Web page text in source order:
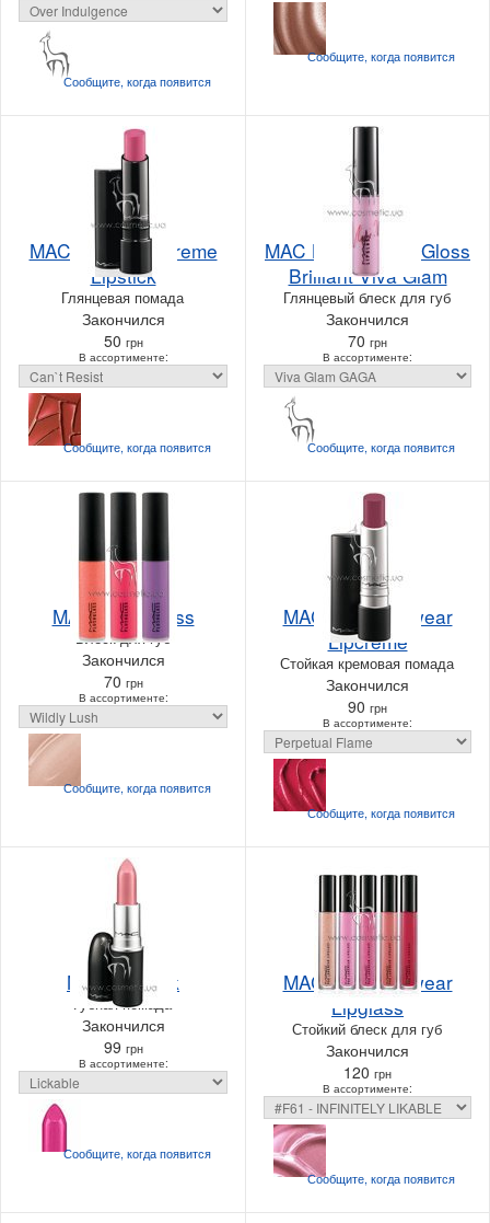
Сообщите, когдапоявится
Сообщите, когдапоявится
MAC Sheen Supreme
Lipstick
Глянцевая помада
Закончился
50 грн
В ассортименте:
Сообщите, когдапоявится
MAC Lipglass Lip Gloss
Brilliant Viva Glam
Глянцевый блеск для губ
Закончился
70 грн
В ассортименте:
Сообщите, когдапоявится
MAC Plushglass
Блеск для губ
Закончился
70 грн
В ассортименте:
Сообщите, когдапоявится
MAC Pro Longwear
Lipcreme
Стойкая кремовая помада
Закончился
90 грн
В ассортименте:
Сообщите, когдапоявится
MAC Lipstick
Губная помада
Закончился
99 грн
В ассортименте:
Сообщите, когдапоявится
MAC Pro Longwear
Lipglass
Стойкий блеск для губ
Закончился
120 грн
В ассортименте:
Сообщите, когдапоявится